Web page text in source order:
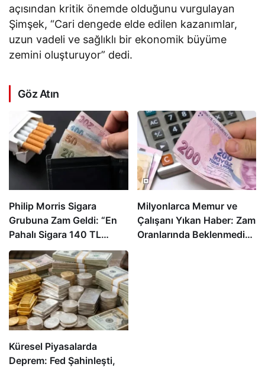
açısından kritik önemde olduğunu vurgulayan
Şimşek, “Cari dengede elde edilen kazanımlar,
uzun vadeli ve sağlıklı bir ekonomik büyüme
zemini oluşturuyor” dedi.
Göz Atın
Philip Morris Sigara
Grubuna Zam Geldi: “En
Pahalı Sigara 140 TL
Oldu”
Milyonlarca Memur ve
Çalışanı Yıkan Haber: Zam
Oranlarında Beklenmedik
Küresel Piyasalarda
Deprem: Fed Şahinleşti,